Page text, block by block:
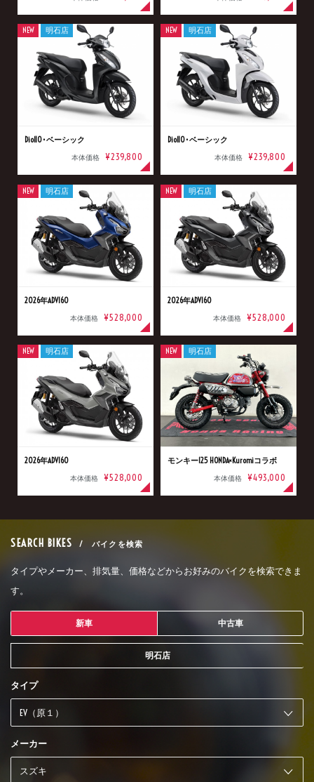
Dio110･ベーシック
本体価格 ¥239,800
NEW 明石店
Dio110･ベーシック
本体価格 ¥239,800
NEW 明石店
2026年ADV160
本体価格 ¥528,000
NEW 明石店
2026年ADV160
本体価格 ¥528,000
NEW 明石店
2026年ADV160
本体価格 ¥528,000
NEW 明石店
モンキー125 HONDA×Kuromiコラボ
本体価格 ¥493,000
NEW 明石店
SEARCH BIKES / バイクを検索
タイプやメーカー、排気量、価格などからお好みのバイクを検索できま
す。
新車 中古車
明石店
タイプ
メーカー